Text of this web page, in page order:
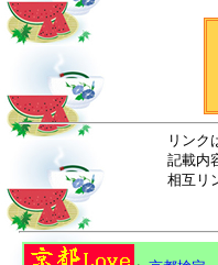
リンク
記載内
相互リ